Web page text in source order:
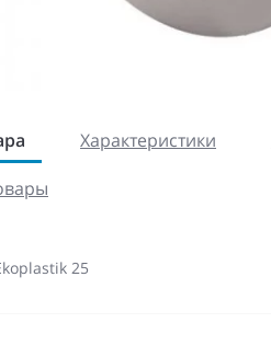
Характеристики
25